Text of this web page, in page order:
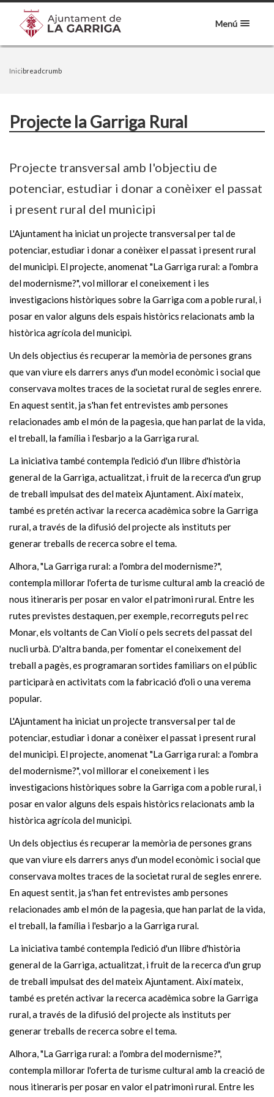
Menú
Inicibreadcrumb
Projecte la Garriga Rural
Projecte transversal amb l'objectiu de
potenciar, estudiar i donar a conèixer el passat
i present rural del municipi
L'Ajuntament ha iniciat un projecte transversal per tal de
potenciar, estudiar i donar a conèixer el passat i present rural
del municipi. El projecte, anomenat "La Garriga rural: a l'ombra
del modernisme?", vol millorar el coneixement i les
investigacions històriques sobre la Garriga com a poble rural, i
posar en valor alguns dels espais històrics relacionats amb la
històrica agrícola del municipi.
Un dels objectius és recuperar la memòria de persones grans
que van viure els darrers anys d'un model econòmic i social que
conservava moltes traces de la societat rural de segles enrere.
En aquest sentit, ja s'han fet entrevistes amb persones
relacionades amb el món de la pagesia, que han parlat de la vida,
el treball, la família i l'esbarjo a la Garriga rural.
La iniciativa també contempla l'edició d'un llibre d'història
general de la Garriga, actualitzat, i fruit de la recerca d'un grup
de treball impulsat des del mateix Ajuntament. Així mateix,
també es pretén activar la recerca acadèmica sobre la Garriga
rural, a través de la difusió del projecte als instituts per
generar treballs de recerca sobre el tema.
Alhora, "La Garriga rural: a l'ombra del modernisme?",
contempla millorar l'oferta de turisme cultural amb la creació de
nous itineraris per posar en valor el patrimoni rural. Entre les
rutes previstes destaquen, per exemple, recorreguts pel rec
Monar, els voltants de Can Violí o pels secrets del passat del
nucli urbà. D'altra banda, per fomentar el coneixement del
treball a pagès, es programaran sortides familiars on el públic
participarà en activitats com la fabricació d'oli o una verema
popular.
L'Ajuntament ha iniciat un projecte transversal per tal de
potenciar, estudiar i donar a conèixer el passat i present rural
del municipi. El projecte, anomenat "La Garriga rural: a l'ombra
del modernisme?", vol millorar el coneixement i les
investigacions històriques sobre la Garriga com a poble rural, i
posar en valor alguns dels espais històrics relacionats amb la
històrica agrícola del municipi.
Un dels objectius és recuperar la memòria de persones grans
que van viure els darrers anys d'un model econòmic i social que
conservava moltes traces de la societat rural de segles enrere.
En aquest sentit, ja s'han fet entrevistes amb persones
relacionades amb el món de la pagesia, que han parlat de la vida,
el treball, la família i l'esbarjo a la Garriga rural.
La iniciativa també contempla l'edició d'un llibre d'història
general de la Garriga, actualitzat, i fruit de la recerca d'un grup
de treball impulsat des del mateix Ajuntament. Així mateix,
també es pretén activar la recerca acadèmica sobre la Garriga
rural, a través de la difusió del projecte als instituts per
generar treballs de recerca sobre el tema.
Alhora, "La Garriga rural: a l'ombra del modernisme?",
contempla millorar l'oferta de turisme cultural amb la creació de
nous itineraris per posar en valor el patrimoni rural. Entre les